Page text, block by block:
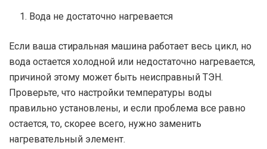
Вода не достаточно нагревается
Если ваша стиральная машина работает весь цикл, но
вода остается холодной или недостаточно нагревается,
причиной этому может быть неисправный ТЭН.
Проверьте, что настройки температуры воды
правильно установлены, и если проблема все равно
остается, то, скорее всего, нужно заменить
нагревательный элемент.